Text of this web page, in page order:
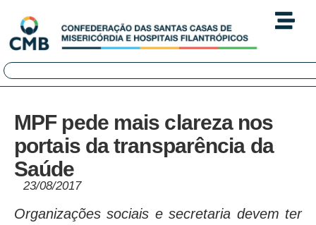
MPF pede mais clareza nos
portais da transparência da
Saúde
23/08/2017
Organizações sociais e secretaria devem ter